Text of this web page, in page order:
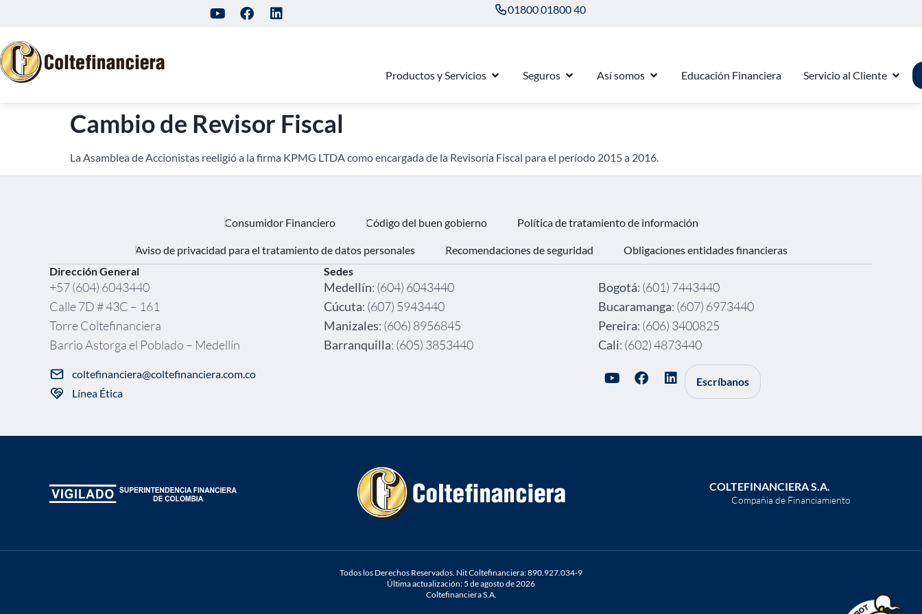
01800 01800 40
Productos y Servicios Seguros Así somos Educación Financiera Servicio al Cliente
Cambio de Revisor Fiscal
La Asamblea de Accionistas reeligió a la firma KPMG LTDA como encargada de la Revisoría Fiscal para el período 2015 a 2016.
Consumidor Financiero Código del buen gobierno Política de tratamiento de información
Aviso de privacidad para el tratamiento de datos personales Recomendaciones de seguridad
Obligaciones entidades financieras
Dirección General
+57 (604) 6043440
Calle 7D # 43C – 161
Torre Coltefinanciera
Barrio Astorga el Poblado – Medellín
coltefinanciera@coltefinanciera.com.co
Línea Ética
Sedes
Medellín: (604) 6043440
Cúcuta: (607) 5943440
Manizales: (606) 8956845
Barranquilla: (605) 3853440
Bogotá: (601) 7443440
Bucaramanga: (607) 6973440
Pereira: (606) 3400825
Cali: (602) 4873440
Escríbanos
COLTEFINANCIERA S.A.
Compañia de Financiamiento
Todos los Derechos Reservados. Nit Coltefinanciera: 890.927.034-9
Última actualización: 5 de agosto de 2026
Coltefinanciera S.A.